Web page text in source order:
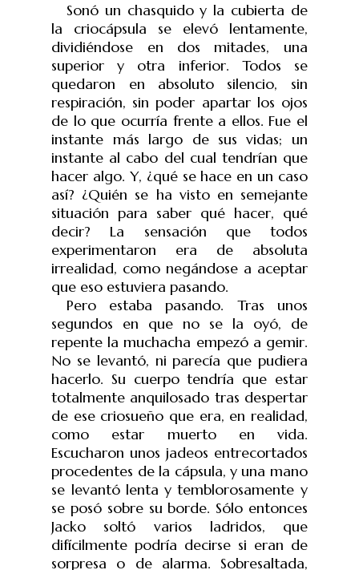
Sonó un chasquido y la cubierta de
la criocápsula se elevó lentamente,
dividiéndose en dos mitades, una
superior y otra inferior. Todos se
quedaron en absoluto silencio, sin
respiración, sin poder apartar los ojos
de lo que ocurría frente a ellos. Fue el
instante más largo de sus vidas; un
instante al cabo del cual tendrían que
hacer algo. Y, ¿qué se hace en un caso
así? ¿Quién se ha visto en semejante
situación para saber qué hacer, qué
decir? La sensación que todos
experimentaron era de absoluta
irrealidad, como negándose a aceptar
que eso estuviera pasando.
Pero estaba pasando. Tras unos
segundos en que no se la oyó, de
repente la muchacha empezó a gemir.
No se levantó, ni parecía que pudiera
hacerlo. Su cuerpo tendría que estar
totalmente anquilosado tras despertar
de ese criosueño que era, en realidad,
como estar muerto en vida.
Escucharon unos jadeos entrecortados
procedentes de la cápsula, y una mano
se levantó lenta y temblorosamente y
se posó sobre su borde. Sólo entonces
Jacko soltó varios ladridos, que
difícilmente podría decirse si eran de
sorpresa o de alarma. Sobresaltada,